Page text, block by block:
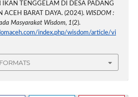
IKAN TENGGELAM DI DESA PADANG
ACEH BARAT DAYA. (2024). WISDOM :
Masyarakat Wisdom, 1(2).
index.php/wisdom/article/vi